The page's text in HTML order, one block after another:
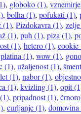
, globoko (1),
, bolha (1), pofukati (1),
(1), Pizdokavra (1),
(1), puh (1), piza (1),
(1), hetero (1), cookie
platina (1), wow (1),
(1), užaljenost (1),
(1), nabor (1),
(1), kvizling (1), opit
, pripadnost (1),
, curljanje (1),